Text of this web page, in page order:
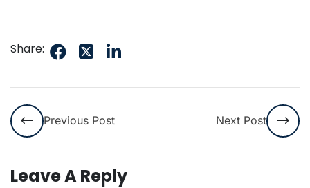
Share:
Previous Post Next Post
Leave A Reply